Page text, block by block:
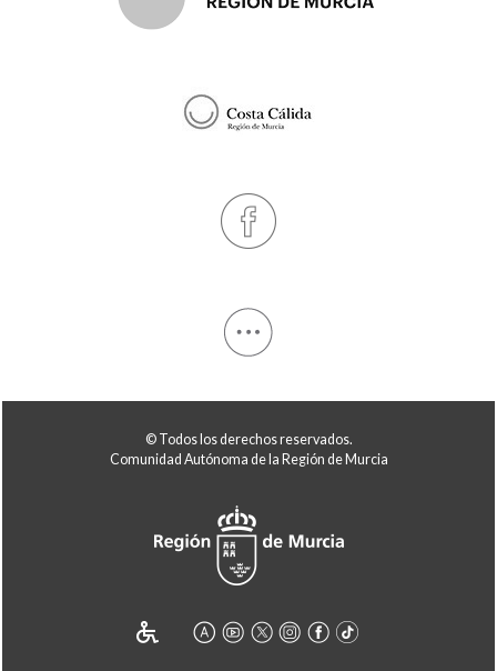
© Todos los derechos reservados.
Comunidad Autónoma de la Región de Murcia